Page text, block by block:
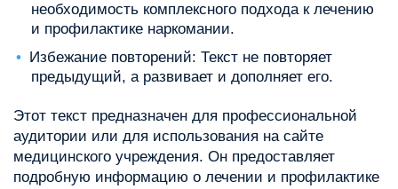
необходимость комплексного подхода к лечению
и профилактике наркомании.
Избежание повторений: Текст не повторяет
предыдущий, а развивает и дополняет его.
Этот текст предназначен для профессиональной
аудитории или для использования на сайте
медицинского учреждения. Он предоставляет
подробную информацию о лечении и профилактике